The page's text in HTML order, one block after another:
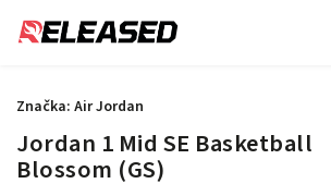
Jordan 1 Mid SE Basketball
Blossom (GS)
Značka: Air Jordan